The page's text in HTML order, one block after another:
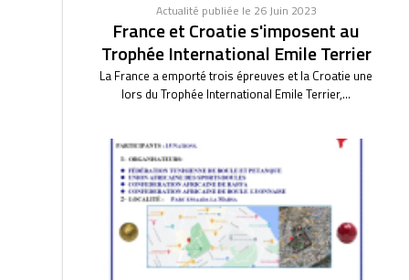
Actualité publiée le 26 Juin 2023
France et Croatie s'imposent au
Trophée International Emile Terrier
La France a emporté trois épreuves et la Croatie une
lors du Trophée International Emile Terrier,...